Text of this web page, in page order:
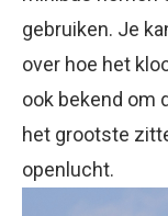
gebruiken. Je
over hoe het
ook bekend om
het grootste
openlucht.